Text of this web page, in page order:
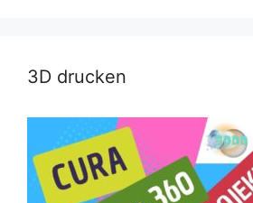
3D drucken